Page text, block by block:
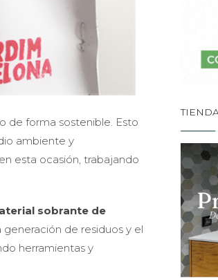
de forma sostenible. Esto
ambiente y
esta ocasión, trabajando
sobrante de
generación de residuos y el
herramientas y